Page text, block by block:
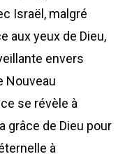
Israël, malgré
aux yeux de Dieu,
envers
Nouveau
se révèle à
grâce de Dieu pour
à